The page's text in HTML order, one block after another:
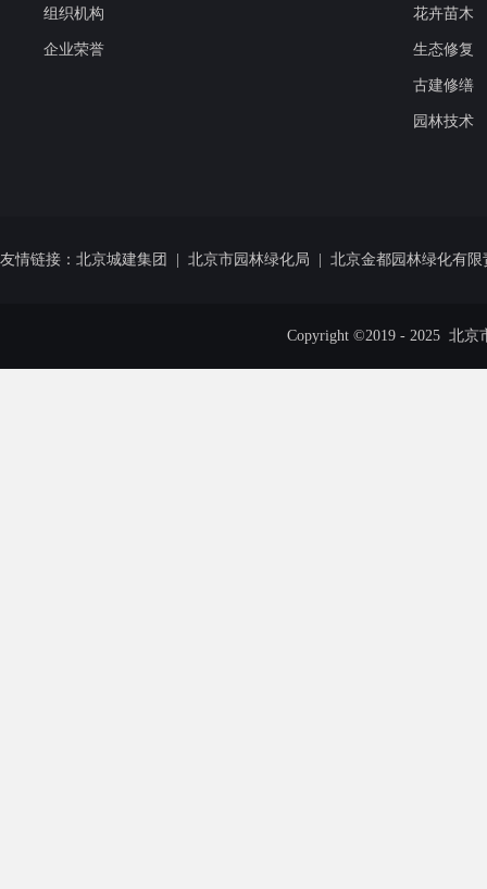
组织机构
企业荣誉
花卉苗木
生态修复
古建修缮
园林技术
友情链接： 北京城建集团 北京市园林绿化局 北京金都园林绿化有限
Copyright ©2019 - 2025 北京